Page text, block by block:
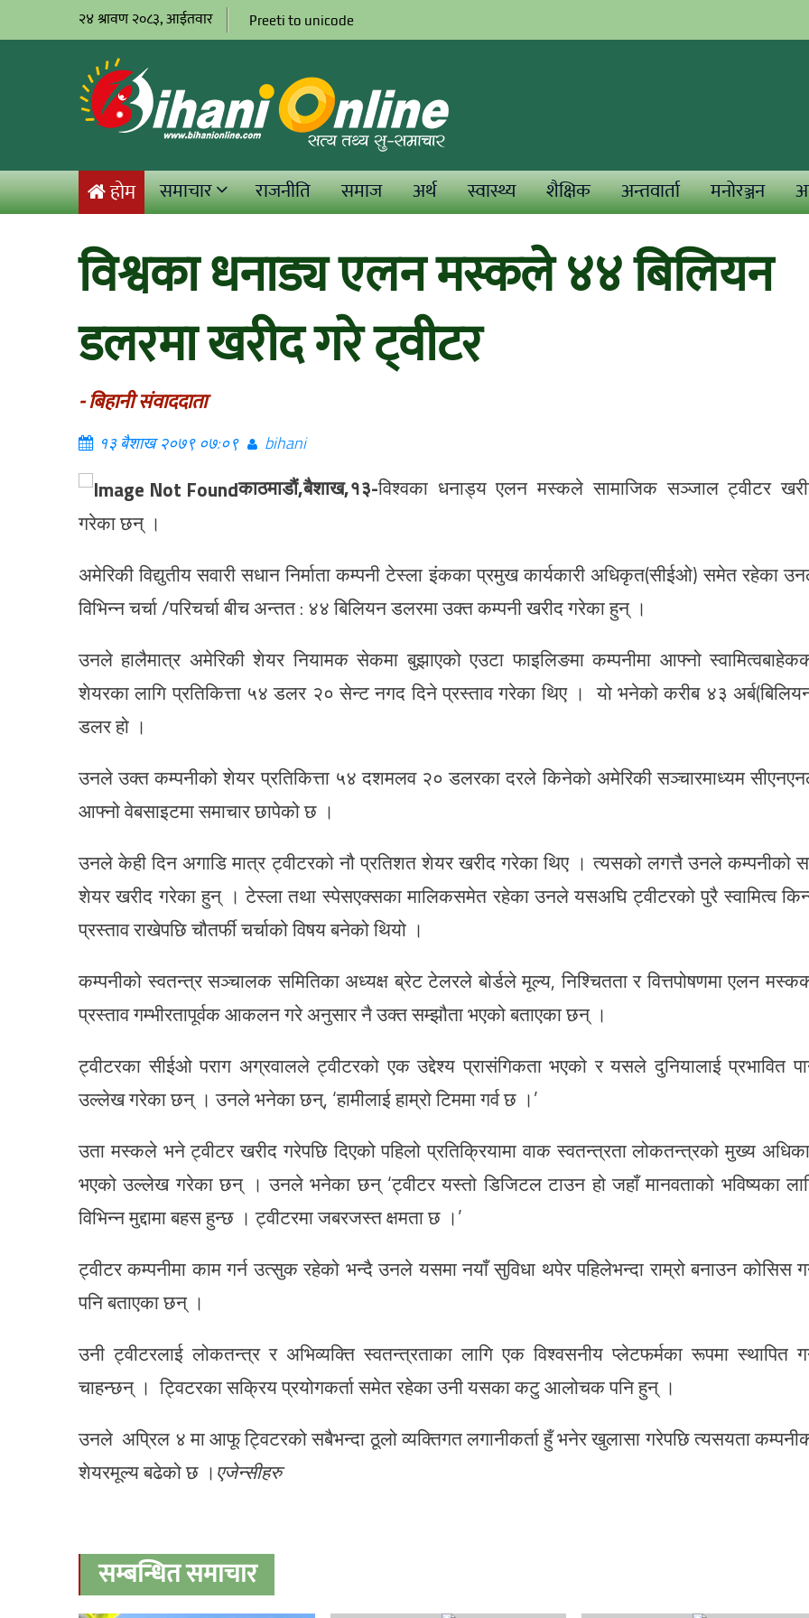
२४ श्रावण २०८३, आईतवार Preeti to unicode
होम समाचार राजनीति समाज अर्थ स्वास्थ्य शैक्षिक अन्तवार्ता मनोरञ्जन
विश्वका धनाड्य एलन मस्कले ४४ बिलियन
डलरमा खरीद गरे ट्वीटर
- बिहानी संवाददाता
१३ बैशाख २०७९ ०७:०९ bihani
काठमाडौं,बैशाख,१३-विश्वका धनाड्य एलन मस्कले सामाजिक सञ्जाल ट्वीटर
गरेका छन् ।
अमेरिकी विद्युतीय सवारी सधान निर्माता कम्पनी टेस्ला इंकका प्रमुख कार्यकारी अधिकृत(सीईओ) समेत रहेका
विभिन्न चर्चा /परिचर्चा बीच अन्तत : ४४ बिलियन डलरमा उक्त कम्पनी खरीद गरेका हुन् ।
उनले हालैमात्र अमेरिकी शेयर नियामक सेकमा बुझाएको एउटा फाइलिङमा कम्पनीमा आफ्नो
शेयरका लागि प्रतिकित्ता ५४ डलर २० सेन्ट नगद दिने प्रस्ताव गरेका थिए । यो भनेको करीब ४३
डलर हो ।
उनले उक्त कम्पनीको शेयर प्रतिकित्ता ५४ दशमलव २० डलरका दरले किनेको अमेरिकी सञ्चारमाध्यम
आफ्नो वेबसाइटमा समाचार छापेको छ ।
उनले केही दिन अगाडि मात्र ट्वीटरको नौ प्रतिशत शेयर खरीद गरेका थिए । त्यसको लगत्तै उनले कम्पनीको
शेयर खरीद गरेका हुन् । टेस्ला तथा स्पेसएक्सका मालिकसमेत रहेका उनले यसअघि ट्वीटरको पुरै स्वामित्व
प्रस्ताव राखेपछि चौतर्फी चर्चाको विषय बनेको थियो ।
कम्पनीको स्वतन्त्र सञ्चालक समितिका अध्यक्ष ब्रेट टेलरले बोर्डले मूल्य, निश्चितता र वित्तपोषणमा एलन
प्रस्ताव गम्भीरतापूर्वक आकलन गरे अनुसार नै उक्त सम्झौता भएको बताएका छन् ।
ट्वीटरका सीईओ पराग अग्रवालले ट्वीटरको एक उद्देश्य प्रासंगिकता भएको र यसले दुनियालाई प्रभावित
उल्लेख गरेका छन् । उनले भनेका छन्, ‘हामीलाई हाम्रो टिममा गर्व छ ।’
उता मस्कले भने ट्वीटर खरीद गरेपछि दिएको पहिलो प्रतिक्रियामा वाक स्वतन्त्रता लोकतन्त्रको मुख्य
भएको उल्लेख गरेका छन् । उनले भनेका छन् ‘ट्वीटर यस्तो डिजिटल टाउन हो जहाँ मानवताको भविष्यका
विभिन्न मुद्दामा बहस हुन्छ । ट्वीटरमा जबरजस्त क्षमता छ ।’
ट्वीटर कम्पनीमा काम गर्न उत्सुक रहेको भन्दै उनले यसमा नयाँ सुविधा थपेर पहिलेभन्दा राम्रो बनाउन कोसिस
पनि बताएका छन् ।
उनी ट्वीटरलाई लोकतन्त्र र अभिव्यक्ति स्वतन्त्रताका लागि एक विश्वसनीय प्लेटफर्मका रूपमा स्थापित
चाहन्छन् । ट्विटरका सक्रिय प्रयोगकर्ता समेत रहेका उनी यसका कटु आलोचक पनि हुन् ।
उनले अप्रिल ४ मा आफू ट्विटरको सबैभन्दा ठूलो व्यक्तिगत लगानीकर्ता हुँ भनेर खुलासा गरेपछि त्यसयता
शेयरमूल्य बढेको छ ।एजेन्सीहरु
सम्बन्धित समाचार